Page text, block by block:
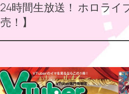
時間生放送！ ホロラ
！】